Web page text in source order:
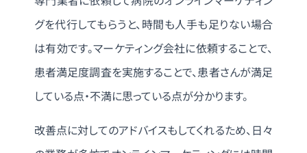
グを代行してもらうと、時間も人手も足りない場合
は有効です。マーケティング会社に依頼することで、
患者満足度調査を実施することで、患者さんが満足
している点・不満に思っている点が分かります。
改善点に対してのアドバイスもしてくれるため、日々